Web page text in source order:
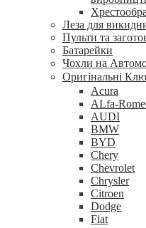
Леза для
Пульти та
Батарейки
Чохли на
Оригінальні
Acura
ALfa-
AUDI
BMW
BYD
Chery
Chevrolet
Chrysler
Citroen
Dodge
Fiat